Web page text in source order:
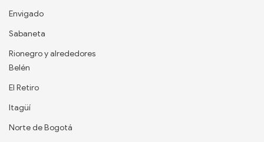
Envigado
Sabaneta
Rionegro y alrededores
Belén
El Retiro
Itagüí
Norte de Bogotá